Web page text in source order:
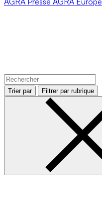
Trier par Filtrer par rubrique